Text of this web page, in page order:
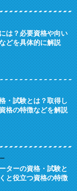
は？必要資格や向い
どを具体的に解説
・試験とは？取得し
格の特徴などを解説
ターの資格・試験と
と役立つ資格の特徴